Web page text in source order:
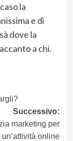
la
e di
dove la
a chi.
Successivo:
marketing per
online